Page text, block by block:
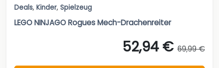
Deals, Kinder, Spielzeug
LEGO NINJAGO Rogues Mech-Drachenreiter
52,94 € 69,99 €